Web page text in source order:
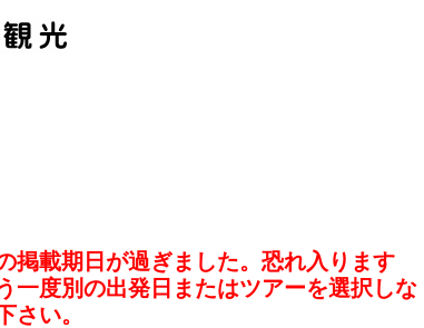
掲載期日が過ぎました。恐れ入ります
一度別の出発日またはツアーを選択しな
さい。